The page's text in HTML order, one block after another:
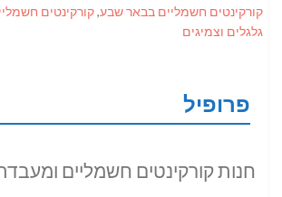
קורקינטים חשמליים בבאר שבע,קורקינטים
גלגלים וצמיגים
פרופיל
חנות קורקינטים חשמליים